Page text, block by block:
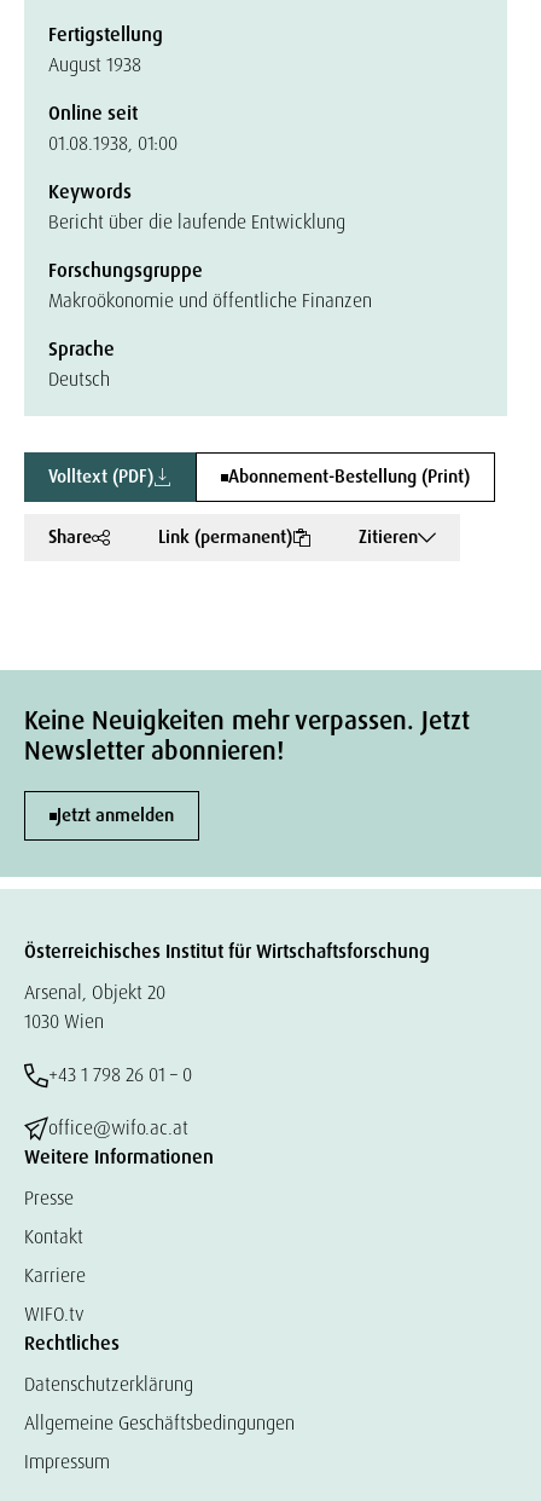
Fertigstellung
August 1938
Online seit
01.08.1938, 01:00
Keywords
Bericht über die laufende Entwicklung
Forschungsgruppe
Makroökonomie und öffentliche Finanzen
Sprache
Deutsch
Volltext (PDF) Abonnement-Bestellung (Print)
Share Link (permanent) Zitieren
Keine Neuigkeiten mehr verpassen. Jetzt
Newsletter abonnieren!
Jetzt anmelden
Österreichisches Institut für Wirtschaftsforschung
Arsenal, Objekt 20
1030 Wien
+43 1 798 26 01 – 0
office@wifo.ac.at
Weitere Informationen
Presse
Kontakt
Karriere
WIFO.tv
Rechtliches
Datenschutzerklärung
Allgemeine Geschäftsbedingungen
Impressum